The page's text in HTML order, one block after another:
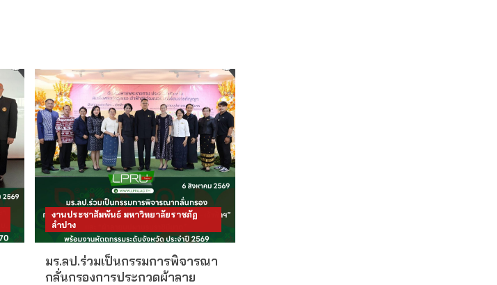
งานประชาสัมพันธ์ มหาวิทยาลัยราชภัฏ
ลำปาง
มร.ลป.ร่วมเป็นกรรมการพิจารณา
กลั่นกรองการประกวดผ้าลาย